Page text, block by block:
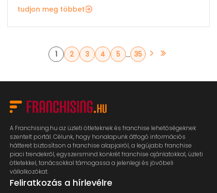
tudjon meg többet
1 2 3 4 5 ... 35
A Franchising.hu az üzleti ötleteknek és franchise lehetőségeknek
szentelt portál. Célunk, hogy honalapunk átfogó információs
hátteret biztosítson a franchise alapjairól, a legújabb franchise
piaci trendekről, egyszersmind konkrét franchise ajánlatokkal, üzleti
ötletekkel, tanácsokkal támogassa a jelenlegi és jövőbeli
vállalkozókat.
Feliratkozás a hírlevélre